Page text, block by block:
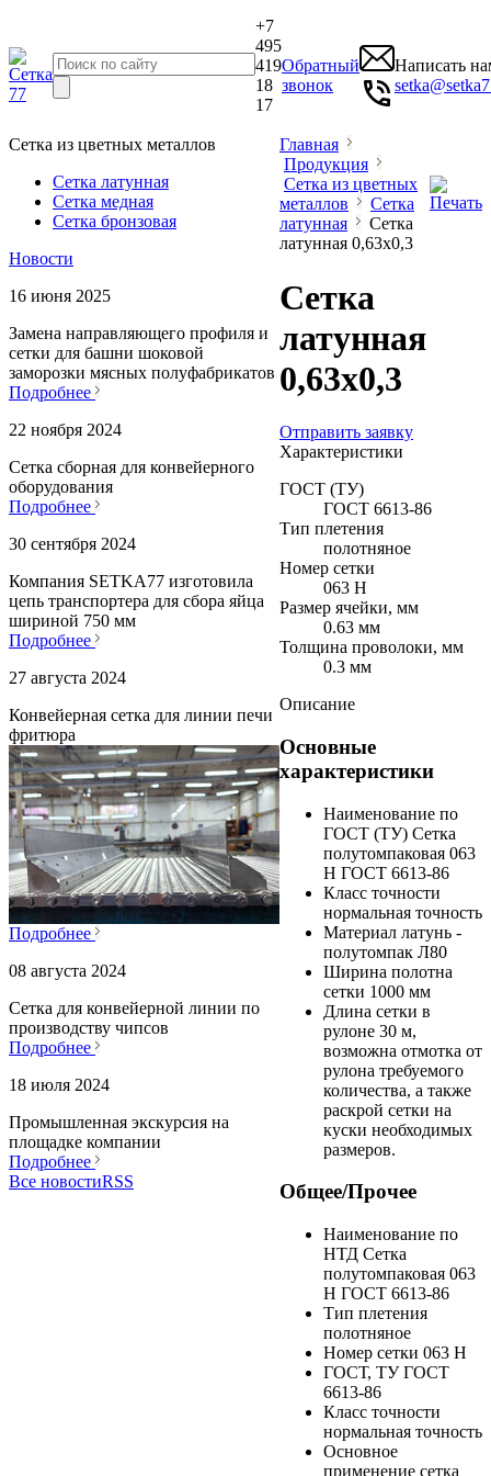
+7
495
419
18
17
Обратный
звонок
Написать
Сетка из цветных металлов
Сетка латунная
Сетка медная
Сетка бронзовая
Новости
16 июня 2025
Замена направляющего профиля и
сетки для башни шоковой
заморозки мясных полуфабрикатов
Подробнее
22 ноября 2024
Сетка сборная для конвейерного
оборудования
Подробнее
30 сентября 2024
Компания SETKA77 изготовила
цепь транспортера для сбора яйца
шириной 750 мм
Подробнее
27 августа 2024
Конвейерная сетка для линии печи
фритюра
Подробнее
08 августа 2024
Сетка для конвейерной линии по
производству чипсов
Подробнее
18 июля 2024
Промышленная экскурсия на
площадке компании
Подробнее
Все новостиRSS
Главная
Продукция
Сетка из цветных
металлов
Сетка
латунная
Сетка
латунная 0,63x0,3
Сетка
латунная
0,63x0,3
Отправить заявку
Характеристики
ГОСТ (ТУ)
ГОСТ 6613-86
Тип плетения
полотняное
Номер сетки
063 Н
Размер ячейки, мм
0.63 мм
Толщина проволоки, мм
0.3 мм
Описание
Основные
характеристики
Наименование по
ГОСТ (ТУ) Сетка
полутомпаковая 063
Н ГОСТ 6613-86
Класс точности
нормальная точность
Материал латунь -
полутомпак Л80
Ширина полотна
сетки 1000 мм
Длина сетки в
рулоне 30 м,
возможна отмотка от
рулона требуемого
количества, а также
раскрой сетки на
куски необходимых
размеров.
Общее/Прочее
Наименование по
НТД Сетка
полутомпаковая 063
Н ГОСТ 6613-86
Тип плетения
полотняное
Номер сетки 063 Н
ГОСТ, ТУ ГОСТ
6613-86
Класс точности
нормальная точность
Основное
применение сетка